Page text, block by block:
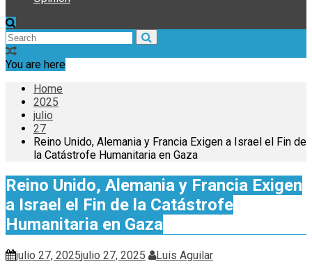
You are here
Home
2025
julio
27
Reino Unido, Alemania y Francia Exigen a Israel el Fin de
la Catástrofe Humanitaria en Gaza
Reino Unido, Alemania y Francia Exigen
a Israel el Fin de la Catástrofe
Humanitaria en Gaza
julio 27, 2025julio 27, 2025 Luis Aguilar